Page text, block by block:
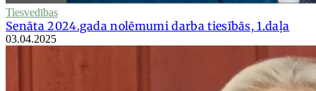
Tiesvedības
Senāta 2024.gada nolēmumi darba tiesībās, 1.daļa
03.04.2025